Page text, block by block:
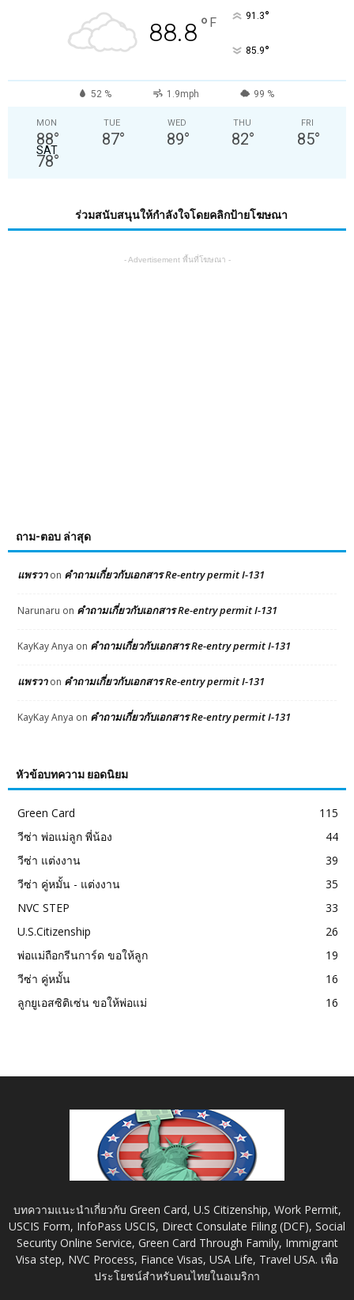
88.8° F 91.3°
85.9°
52 % 1.9mph 99 %
MON
88°
TUE
87°
WED
89°
THU
82°
FRI
85°
SAT
78°
ร่วมสนับสนุนให้กำลังใจโดยคลิกป้ายโฆษณา
- Advertisement พื้นที่โฆษณา -
ถาม-ตอบ ล่าสุด
แพรวาon คำถามเกี่ยวกับเอกสาร Re-entry permit I-131
Narunaru on คำถามเกี่ยวกับเอกสาร Re-entry permit I-131
KayKay Anya on คำถามเกี่ยวกับเอกสาร Re-entry permit I-131
แพรวาon คำถามเกี่ยวกับเอกสาร Re-entry permit I-131
KayKay Anya on คำถามเกี่ยวกับเอกสาร Re-entry permit I-131
หัวข้อบทความ ยอดนิยม
Green Card
115
วีซ่า พ่อแม่ลูก พี่น้อง
44
วีซ่า แต่งงาน
39
วีซ่า คู่หมั้น - แต่งงาน
35
NVC STEP
33
U.S.Citizenship
26
พ่อแม่ถือกรีนการ์ด ขอให้ลูก
19
วีซ่า คู่หมั้น
16
ลูกยูเอสซิติเซ่น ขอให้พ่อแม่
16
บทความแนะนำเกี่ยวกับ Green Card, U.S Citizenship, Work Permit,
USCIS Form, InfoPass USCIS, Direct Consulate Filing (DCF), Social
Security Online Service, Green Card Through Family, Immigrant
Visa step, NVC Process, Fiance Visas, USA Life, Travel USA. เพื่อ
ประโยชน์สำหรับคนไทยในอเมริกา